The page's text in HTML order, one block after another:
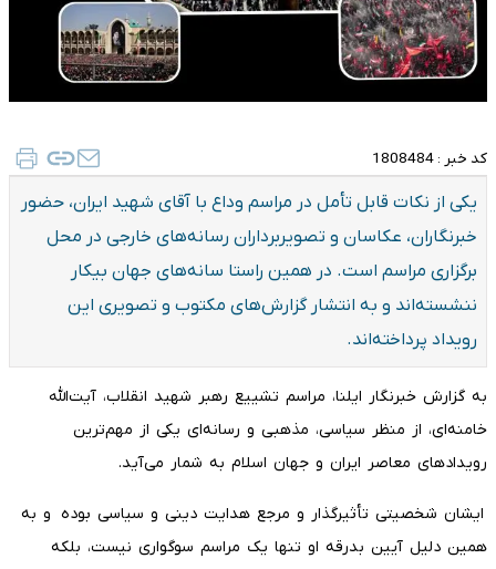
کد خبر : 1808484
یکی از نکات قابل تأمل در مراسم وداع با آقای شهید ایران، حضور
خبرنگاران، عکاسان و تصویربرداران رسانه‌های خارجی در محل
برگزاری مراسم است. در همین راستا سانه‌های جهان بیکار
ننشسته‌اند و به انتشار گزارش‌های مکتوب و تصویری این
رویداد پرداخته‌اند.
به گزارش خبرنگار ایلنا، مراسم تشییع رهبر شهید انقلاب، آیت‌الله
خامنه‌ای، از منظر سیاسی، مذهبی و رسانه‌ای یکی از مهم‌ترین
رویدادهای معاصر ایران و جهان اسلام به شمار می‌آید.
ایشان شخصیتی تأثیرگذار و مرجع هدایت دینی و سیاسی بوده و به
همین دلیل آیین بدرقه او تنها یک مراسم سوگواری نیست، بلکه